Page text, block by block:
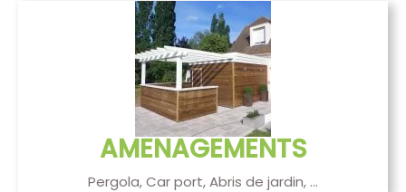
AMENAGEMENTS
Pergola, Car port, Abris de jardin, ...